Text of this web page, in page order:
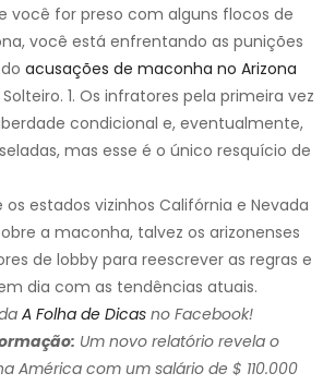
você for preso com alguns flocos de
você está enfrentando as punições
acusações de maconha no Arizona
1. Os infratores pela primeira vez
condicional e, eventualmente,
mas esse é o único resquício de
estados vizinhos Califórnia e Nevada
a maconha, talvez os arizonenses
de lobby para reescrever as regras e
dia com as tendências atuais.
A Folha de Dicas no Facebook!
Um novo relatório revela o
América com um salário de $ 110.000